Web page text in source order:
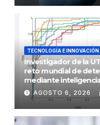
TECNOLOGÍA E INNOVACIÓN
Investigador de la
reto mundial de
mediante
AGOSTO 6, 2026